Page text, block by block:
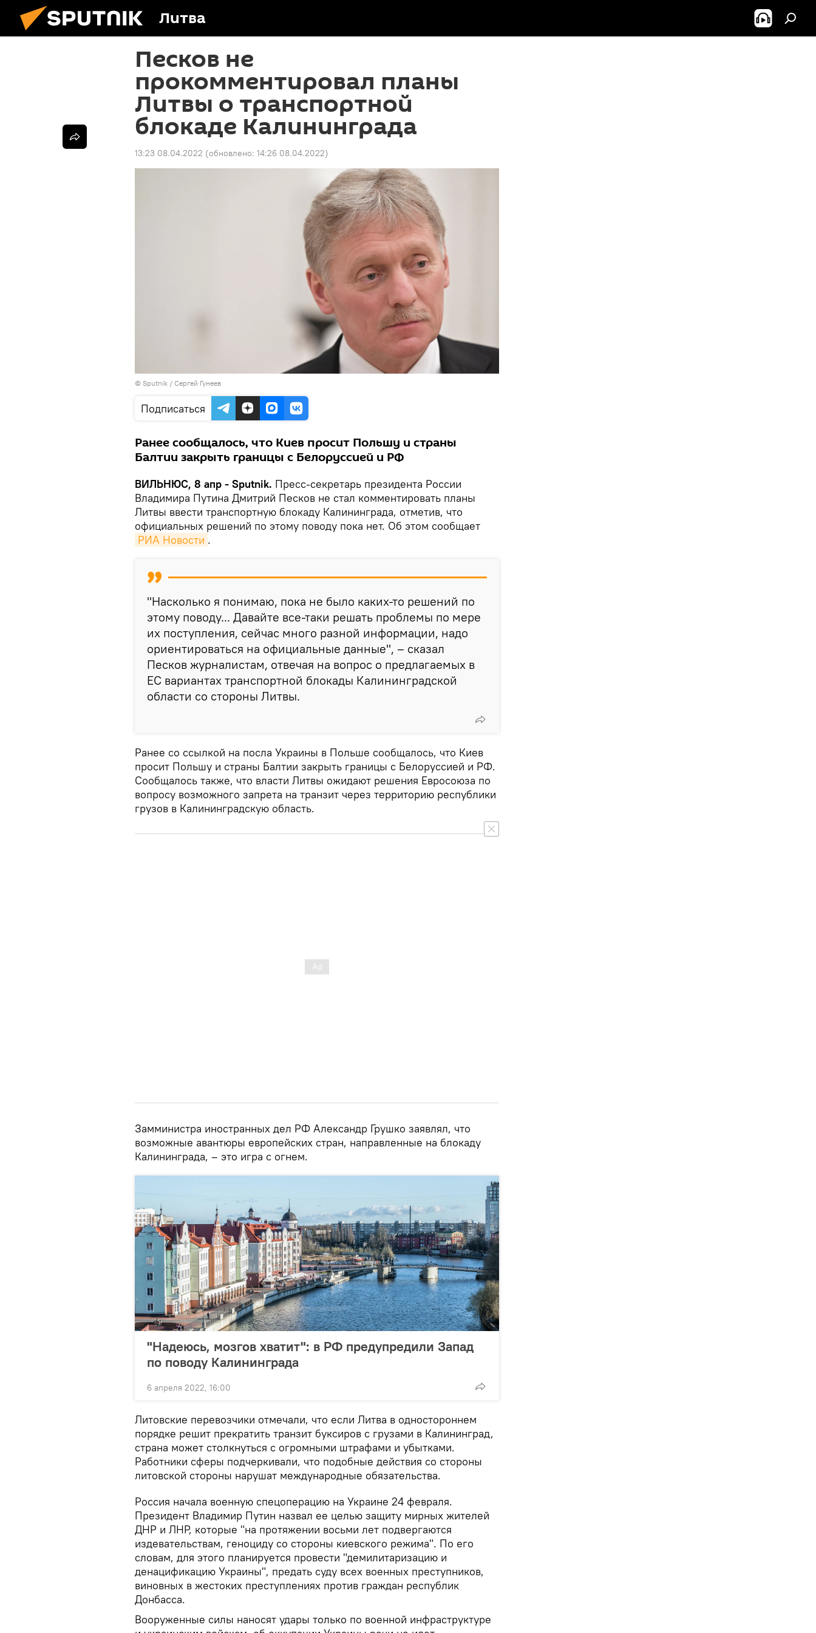
Литва
Песков не
прокомментировал планы
Литвы о транспортной
блокаде Калининграда
13:23 08.04.2022 (обновлено: 14:26 08.04.2022)
© Sputnik / Сергей Гунеев
Подписаться
Ранее сообщалось, что Киев просит Польшу и страны
Балтии закрыть границы с Белоруссией и РФ
ВИЛЬНЮС, 8 апр - Sputnik. Пресс-секретарь президента России
Владимира Путина Дмитрий Песков не стал комментировать планы
Литвы ввести транспортную блокаду Калининграда, отметив, что
официальных решений по этому поводу пока нет. Об этом сообщает
РИА Новости .
"Насколько я понимаю, пока не было каких-то решений по
этому поводу... Давайте все-таки решать проблемы по мере
их поступления, сейчас много разной информации, надо
ориентироваться на официальные данные", – сказал
Песков журналистам, отвечая на вопрос о предлагаемых в
ЕС вариантах транспортной блокады Калининградской
области со стороны Литвы.
Ранее со ссылкой на посла Украины в Польше сообщалось, что Киев
просит Польшу и страны Балтии закрыть границы с Белоруссией и РФ.
Сообщалось также, что власти Литвы ожидают решения Евросоюза по
вопросу возможного запрета на транзит через территорию республики
грузов в Калининградскую область.
Замминистра иностранных дел РФ Александр Грушко заявлял, что
возможные авантюры европейских стран, направленные на блокаду
Калининграда, – это игра с огнем.
"Надеюсь, мозгов хватит": в РФ предупредили Запад
по поводу Калининграда
6 апреля 2022, 16:00
Литовские перевозчики отмечали, что если Литва в одностороннем
порядке решит прекратить транзит буксиров с грузами в Калининград,
страна может столкнуться с огромными штрафами и убытками.
Работники сферы подчеркивали, что подобные действия со стороны
литовской стороны нарушат международные обязательства.
Россия начала военную спецоперацию на Украине 24 февраля.
Президент Владимир Путин назвал ее целью защиту мирных жителей
ДНР и ЛНР, которые "на протяжении восьми лет подвергаются
издевательствам, геноциду со стороны киевского режима". По его
словам, для этого планируется провести "демилитаризацию и
денацификацию Украины", предать суду всех военных преступников,
виновных в жестоких преступлениях против граждан республик
Донбасса.
Вооруженные силы наносят удары только по военной инфраструктуре